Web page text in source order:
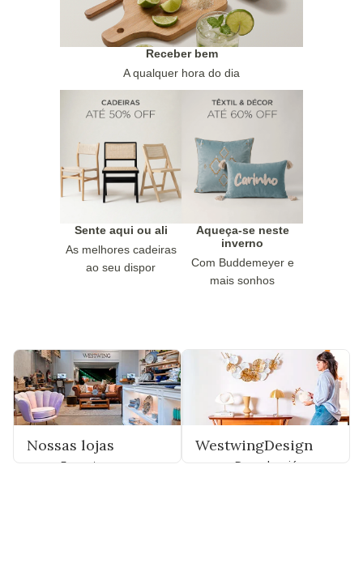
Receber bem
A qualquer hora do dia
Sente aqui ou ali
As melhores cadeiras
ao seu dispor
Aqueça-se neste
inverno
Com Buddemeyer e
mais sonhos
Nossas lojas
Encontre uma
WestwingDesign
Descubra já